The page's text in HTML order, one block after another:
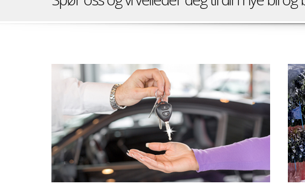
Selg din bil til oss